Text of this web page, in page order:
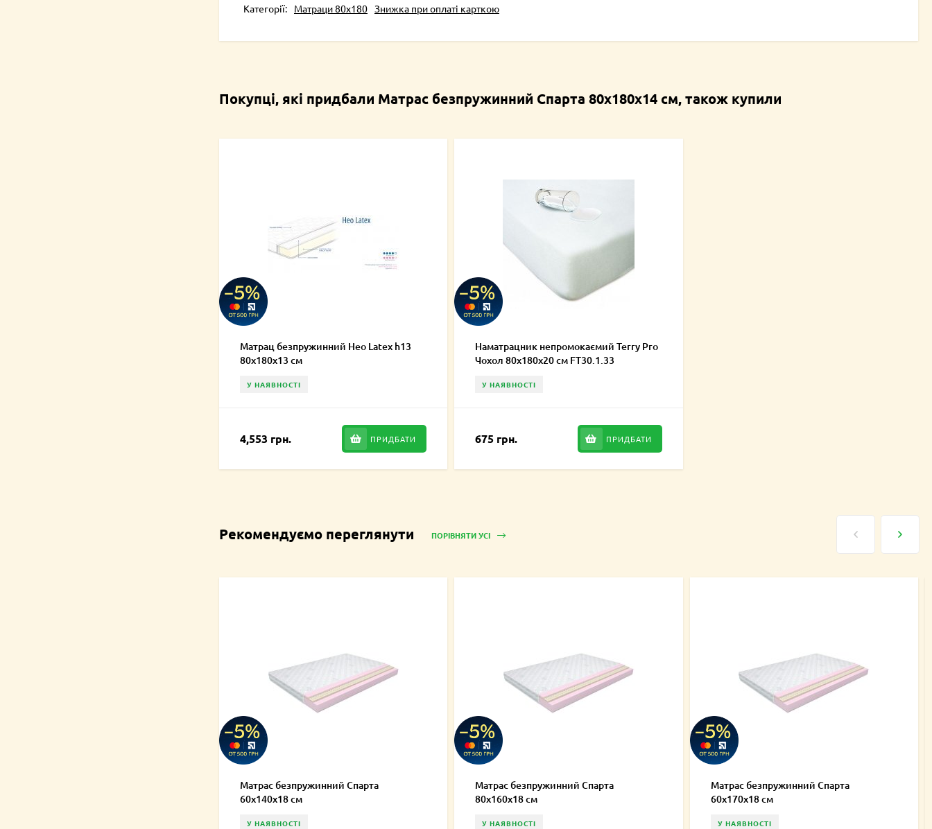
Категорії: Матраци 80х180 Знижка при оплаті карткою
Покупці, які придбали Матрас безпружинний Спарта 80х180х14 см, також купили
Матрац безпружинний Нео Latex h13
80х180х13 см
У НАЯВНОСТІ
4,553 грн. ПРИДБАТИ
Наматрацник непромокаємий Terry Pro
Чохол 80х180х20 см FT30.1.33
У НАЯВНОСТІ
675 грн. ПРИДБАТИ
Рекомендуємо переглянути ПОРІВНЯТИ УСІ
Матрас безпружинний Спарта
60х140х18 см
У НАЯВНОСТІ
Матрас безпружинний Спарта
80х160х18 см
У НАЯВНОСТІ
Матрас безпружинний Спарта
60х170х18 см
У НАЯВНОСТІ